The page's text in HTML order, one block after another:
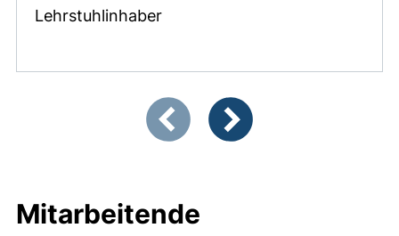
Lehrstuhlinhaber
Zeigt Folie 1 von 3
Mitarbeitende